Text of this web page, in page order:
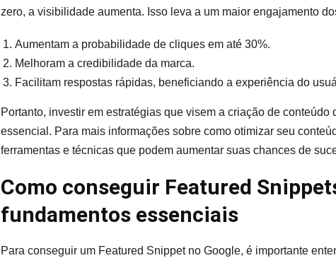
zero, a visibilidade aumenta. Isso leva a um maior engajamento
Aumentam a probabilidade de cliques em até 30%.
Melhoram a credibilidade da marca.
Facilitam respostas rápidas, beneficiando a experiência do
Portanto, investir em estratégias que visem a criação de
essencial. Para mais informações sobre como otimizar seu
ferramentas e técnicas que podem aumentar suas chances de
Como conseguir Featured
fundamentos essenciais
Para conseguir um Featured Snippet no Google, é importante